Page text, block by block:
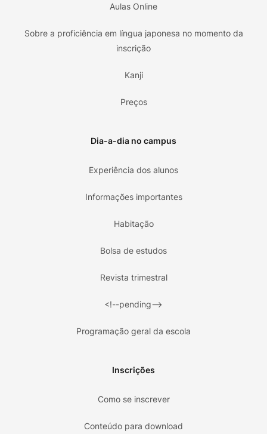
Aulas Online
Sobre a proficiência em língua japonesa no momento da
inscrição
Kanji
Preços
Dia-a-dia no campus
Experiência dos alunos
Informações importantes
Habitação
Bolsa de estudos
Revista trimestral
<!--pending-->
Programação geral da escola
Inscrições
Como se inscrever
Conteúdo para download